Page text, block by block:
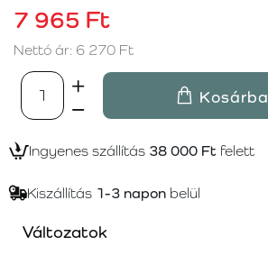
7 965 Ft
Nettó ár: 6 270 Ft
Kosárba
Ingyenes szállítás 38 000 Ft felett
Kiszállítás 1-3 napon belül
Változatok